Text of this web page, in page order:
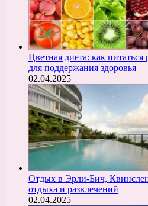
Цветная диета: как
для поддержания здоровья
02.04.2025
Отдых в Эрли-Бич,
отдыха и развлечений
02.04.2025